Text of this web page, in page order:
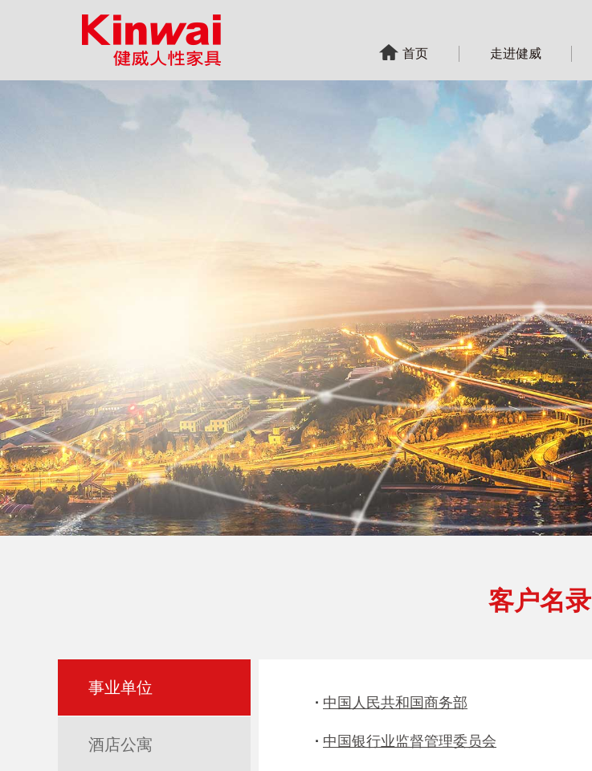
首页 走进健威
客户名录
事业单位
酒店公寓
· 中国人民共和国商务部
· 中国银行业监督管理委员会